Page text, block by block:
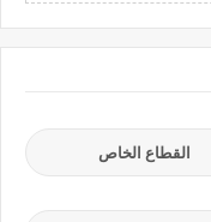
القطاع الخاص